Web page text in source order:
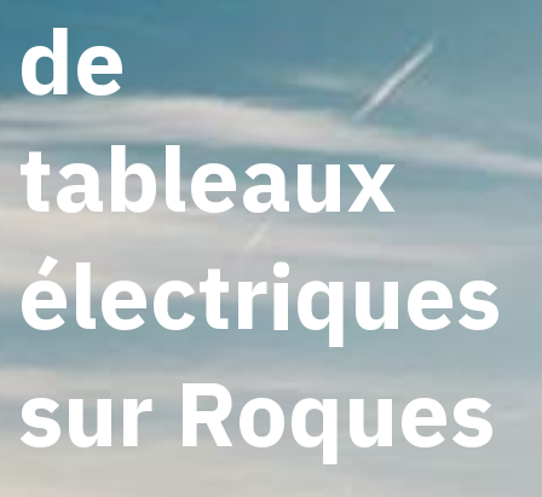
de
tableaux
électriques
sur Roques